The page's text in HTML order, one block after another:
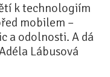
k technologiím
mobilem –
a odolnosti. A dá
Lábusová